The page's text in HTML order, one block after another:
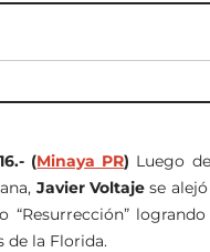
(Minaya PR) Luego
Javier Voltajese alejó
de la Florida.